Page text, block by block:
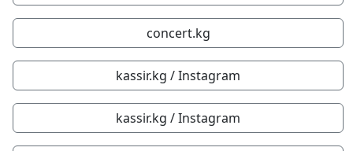
concert.kg
kassir.kg / Instagram
kassir.kg / Instagram